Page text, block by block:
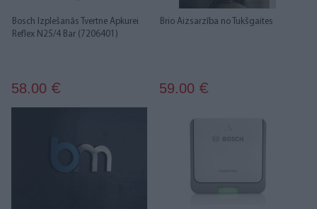
Bosch Izplešanās Tvertne Apkurei
Reflex N25/4 Bar (7206401)
58.00 €
Brio Aizsarzība no Tukšgaites
59.00 €